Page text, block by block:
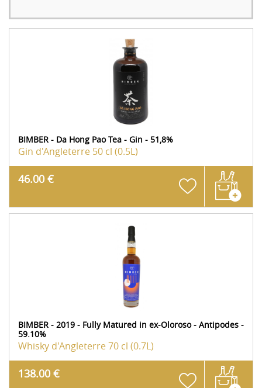
BIMBER - Da Hong Pao Tea - Gin - 51,8%
Gin d'Angleterre 50 cl (0.5L)
46.00 €
BIMBER - 2019 - Fully Matured in ex-Oloroso - Antipodes -
59.10%
Whisky d'Angleterre70 cl (0.7L)
138.00 €